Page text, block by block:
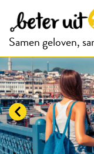
Samen geloven,